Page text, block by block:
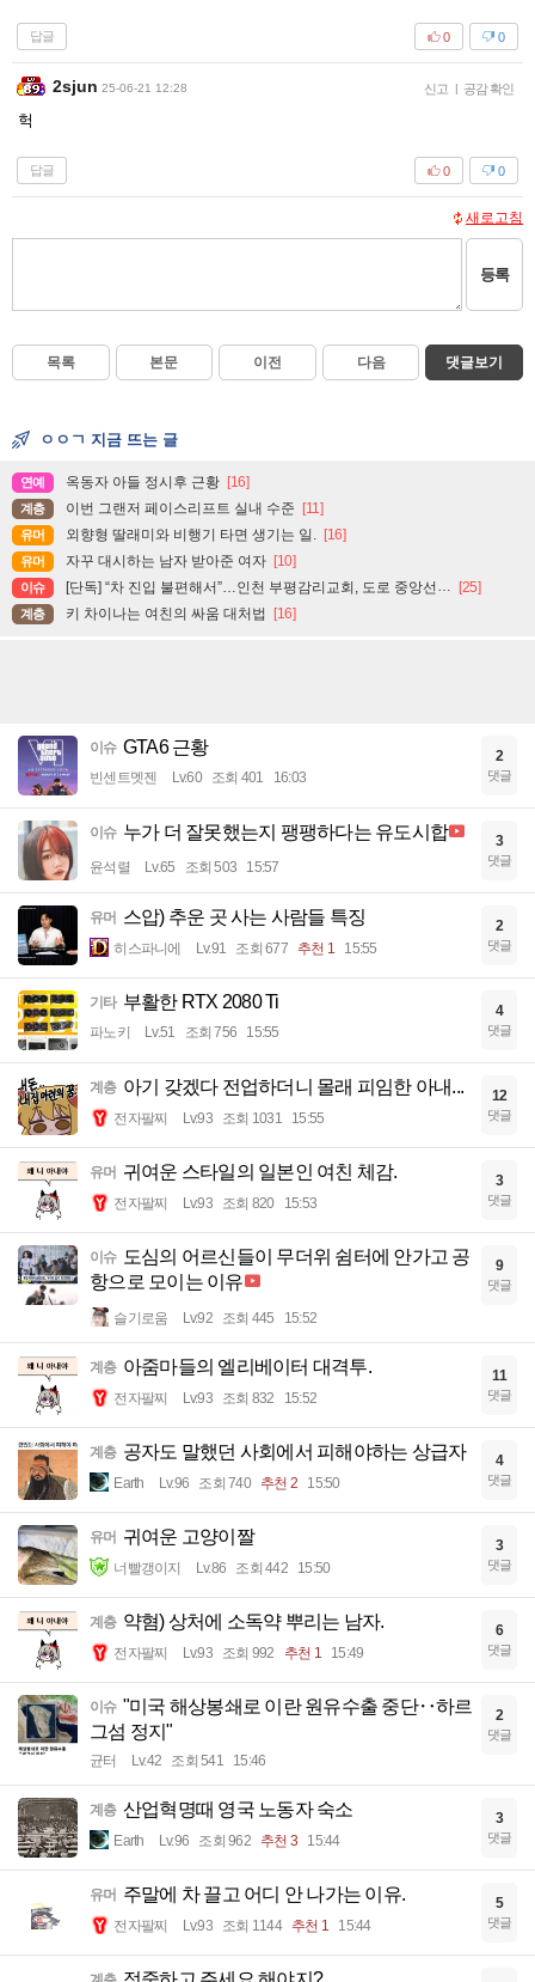
답글 0
0
2sjun 25-06-21 12:28 신고 공감 확인
헉
답글 0
0
새로고침
등록
목록 본문 이전 다음 댓글보기
ㅇㅇㄱ 지금 뜨는 글
연예 옥동자 아들 정시후 근황 [16]
계층 이번 그랜저 페이스리프트 실내 수준 [11]
유머 외향형 딸래미와 비행기 타면 생기는 일. [16]
유머 자꾸 대시하는 남자 받아준 여자 [10]
이슈 [단독] “차 진입 불편해서”…인천 부평감리교회, 도로 중앙선 ‘검은 페인트’로 지워 [25]
계층 키 차이나는 여친의 싸움 대처법 [16]
이슈 GTA6 근황
빈센트멧젠 Lv.60 조회 401 16:03
2
댓글
이슈 누가 더 잘못했는지 팽팽하다는 유도시합
윤석렬 Lv.65 조회 503 15:57
3
댓글
유머 스압) 추운 곳 사는 사람들 특징
히스파니에 Lv.91 조회 677 추천 1 15:55
2
댓글
기타 부활한 RTX 2080 Ti
파노키 Lv.51 조회 756 15:55
4
댓글
계층 아기 갖겠다 전업하더니 몰래 피임한 아내...
전자팔찌 Lv.93 조회 1031 15:55
12
댓글
유머 귀여운 스타일의 일본인 여친 체감.
전자팔찌 Lv.93 조회 820 15:53
3
댓글
이슈 도심의 어르신들이 무더위 쉼터에 안가고 공
항으로 모이는 이유
슬기로움 Lv.92 조회 445 15:52
9
댓글
계층 아줌마들의 엘리베이터 대격투.
전자팔찌 Lv.93 조회 832 15:52
11
댓글
계층 공자도 말했던 사회에서 피해야하는 상급자
Earth Lv.96 조회 740 추천 2 15:50
4
댓글
유머 귀여운 고양이짤
너빨갱이지 Lv.86 조회 442 15:50
3
댓글
계층 약혐) 상처에 소독약 뿌리는 남자.
전자팔찌 Lv.93 조회 992 추천 1 15:49
6
댓글
이슈 "미국 해상봉쇄로 이란 원유수출 중단‥하르
그섬 정지"
균터 Lv.42 조회 541 15:46
2
댓글
계층 산업혁명때 영국 노동자 숙소
Earth Lv.96 조회 962 추천 3 15:44
3
댓글
유머 주말에 차 끌고 어디 안 나가는 이유.
전자팔찌 Lv.93 조회 1144 추천 1 15:44
5
댓글